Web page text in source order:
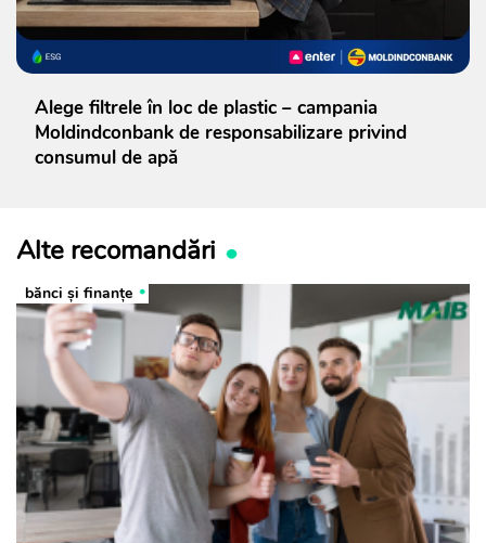
Alege filtrele în loc de plastic – campania
Moldindconbank de responsabilizare privind
consumul de apă
Alte recomandări
bănci şi finanţe